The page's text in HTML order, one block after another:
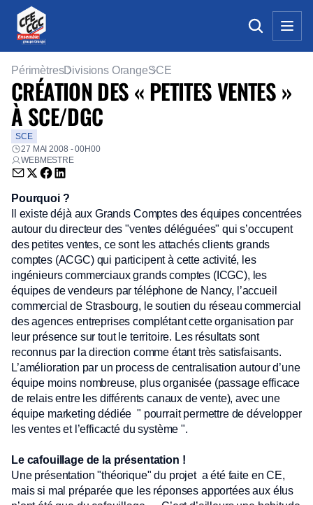
PérimètresDivisions OrangeSCE
CRÉATION DES « PETITES VENTES »
À SCE/DGC
SCE
27 MAI 2008 - 00H00
WEBMESTRE
Envoyer par email (nouvelle fenêtre)
Partager sur Twitter (nouvelle fenêtre)
Partager sur Facebook (nouvelle fenêtre)
Partager sur LinkedIn (nouvelle fenêtre)
Pourquoi ?
Il existe déjà aux Grands Comptes des équipes concentrées
autour du directeur des "ventes déléguées" qui s’occupent
des petites ventes, ce sont les attachés clients grands
comptes (ACGC) qui participent à cette activité, les
ingénieurs commerciaux grands comptes (ICGC), les
équipes de vendeurs par téléphone de Nancy, l’accueil
commercial de Strasbourg, le soutien du réseau commercial
des agences entreprises complétant cette organisation par
leur présence sur tout le territoire. Les résultats sont
reconnus par la direction comme étant très satisfaisants.
L’amélioration par un process de centralisation autour d’une
équipe moins nombreuse, plus organisée (passage efficace
de relais entre les différents canaux de vente), avec une
équipe marketing dédiée " pourrait permettre de développer
les ventes et l’efficacté du système ".
Le cafouillage de la présentation !
Une présentation "théorique" du projet a été faite en CE,
mais si mal préparée que les réponses apportées aux élus